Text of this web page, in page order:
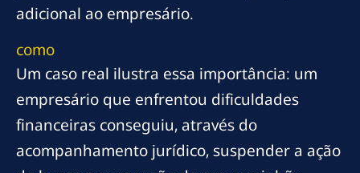
adicional ao empresário.
como
Um caso real ilustra essa importância: um
empresário que enfrentou dificuldades
financeiras conseguiu, através do
acompanhamento jurídico, suspender a ação